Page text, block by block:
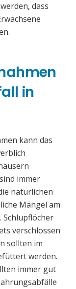
dass
in
kann das
immer
natürlichen
Mängel am
Schlupflöcher
verschlossen
sollten im
werden.
immer gut